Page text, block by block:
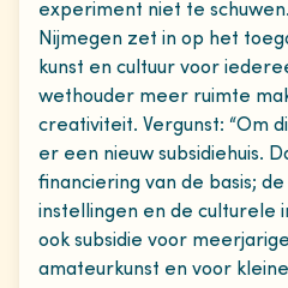
experiment niet te
Nijmegen zet in op het
kunst en cultuur voor
wethouder meer ruimte
creativiteit. Vergunst: “Om
er een nieuw subsidiehuis.
financiering van de basis;
instellingen en de culturele
ook subsidie voor
amateurkunst en voor